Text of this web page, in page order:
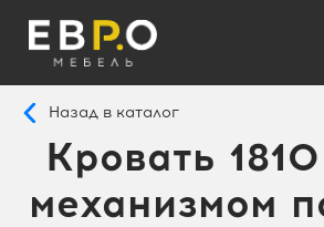
Назад в каталог
Кровать
механизмом